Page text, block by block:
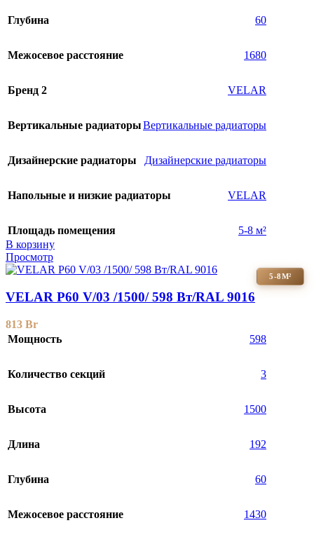
Глубина 60
Межосевое расстояние 1680
Бренд 2 VELAR
Вертикальные радиаторыВертикальные радиаторы
Дизайнерские радиаторы Дизайнерские радиаторы
Напольные и низкие радиаторы VELAR
Площадь помещения
5-8 м²
В корзину
Просмотр
5-8М²
VELAR P60 V/03 /1500/ 598 Bт/RAL 9016
813 Br
Мощность
598
Количество секций 3
Высота 1500
Длина 192
Глубина 60
Межосевое расстояние 1430